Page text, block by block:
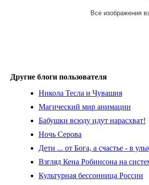
Все изображения
Другие блоги пользователя
Никола Тесла и Чувашия
Магический мир анимации
Бабушки всюду идут нарасхват!
Ночь Серова
Дети ... от Бога, а счастье - в
Взгляд Кена Робинсона на
Культурная бессонница России